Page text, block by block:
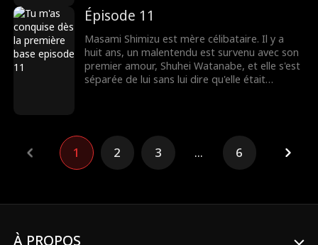
transféré dans une nouvelle équipe. Les
rouages du destin se remettent en marche.
Lorsqu'ils se retrouvent au stade, pourront-ils
dissiper le malentendu et se reconnecter ?
Épisode 11
Masami Shimizu est mère célibataire. Il y a
huit ans, un malentendu est survenu avec son
premier amour, Shuhei Watanabe, et elle s'est
séparée de lui sans lui dire qu'elle était
rouages du destin se remettent en marche.
Lorsqu'ils se retrouvent au stade, pourront-ils
dissiper le malentendu et se reconnecter ?
1 2 3 ... 6
À PROPOS